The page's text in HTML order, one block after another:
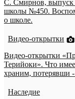
С. Смирнов, выпуск
школы №450.
о школе.
Видео-открытки
Видео-открытки
Терийоки». Что
храним, потерявши
Наследие